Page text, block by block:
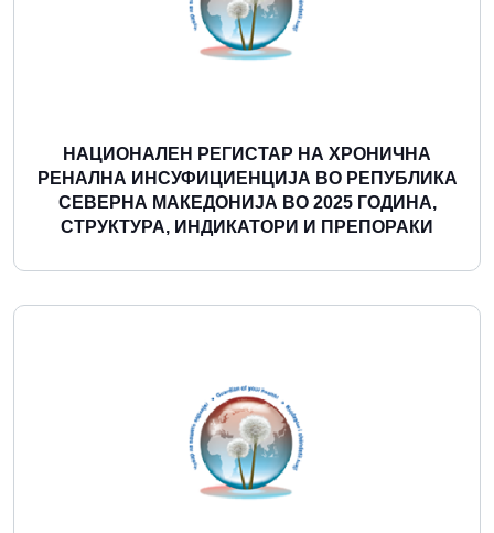
НАЦИОНАЛЕН РЕГИСТАР НА ХРОНИЧНА
РЕНАЛНА ИНСУФИЦИЕНЦИЈА ВО РЕПУБЛИКА
СЕВЕРНА МАКЕДОНИЈА ВО 2025 ГОДИНА,
СТРУКТУРА, ИНДИКАТОРИ И ПРЕПОРАКИ
Повеќе